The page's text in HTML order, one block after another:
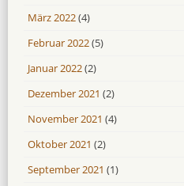
März 2022(4)
Februar 2022(5)
Januar 2022(2)
Dezember 2021 (2)
November 2021 (4)
Oktober 2021 (2)
September 2021 (1)